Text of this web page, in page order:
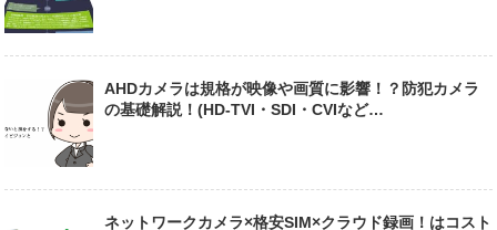
AHDカメラは規格が映像や画質に影響！？防犯カメラ
の基礎解説！(HD-TVI・SDI・CVIなど…
ネットワークカメラ×格安SIM×クラウド録画！はコスト